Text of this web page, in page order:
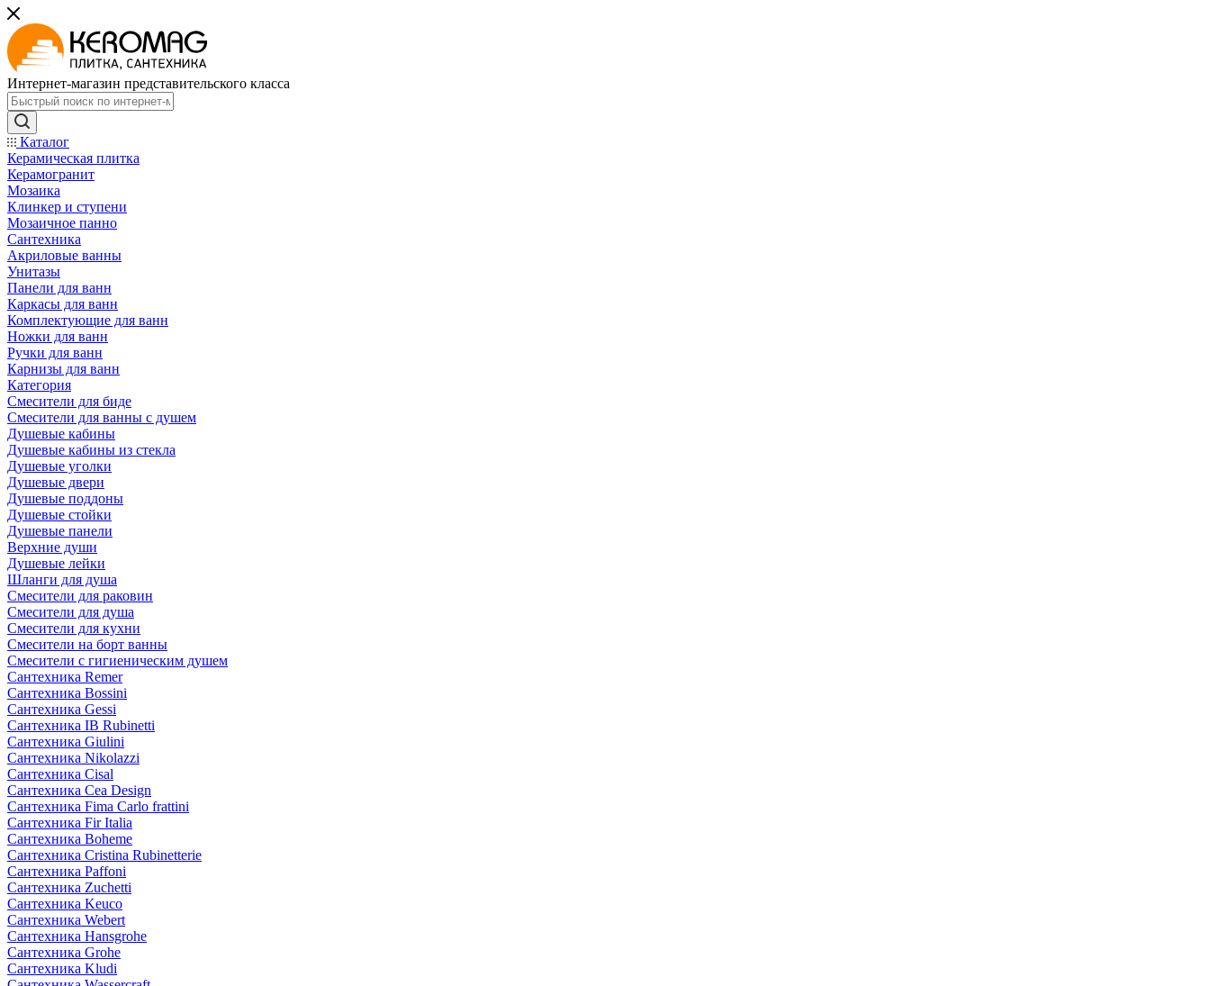
Интернет-магазин представительского класса
Каталог
Керамическая плитка
Керамогранит
Мозаика
Клинкер и ступени
Мозаичное панно
Сантехника
Акриловые ванны
Унитазы
Панели для ванн
Каркасы для ванн
Комплектующие для ванн
Ножки для ванн
Ручки для ванн
Карнизы для ванн
Категория
Смесители для биде
Смесители для ванны с душем
Душевые кабины
Душевые кабины из стекла
Душевые уголки
Душевые двери
Душевые поддоны
Душевые стойки
Душевые панели
Верхние души
Душевые лейки
Шланги для душа
Смесители для раковин
Смесители для душа
Смесители для кухни
Смесители на борт ванны
Смесители с гигиеническим душем
Сантехника Remer
Сантехника Bossini
Сантехника Gessi
Сантехника IB Rubinetti
Сантехника Giulini
Сантехника Nikolazzi
Сантехника Cisal
Сантехника Cea Design
Сантехника Fima Carlo frattini
Сантехника Fir Italia
Сантехника Boheme
Сантехника Cristina Rubinetterie
Сантехника Paffoni
Сантехника Zuchetti
Сантехника Keuco
Сантехника Webert
Сантехника Hansgrohe
Сантехника Grohe
Сантехника Kludi